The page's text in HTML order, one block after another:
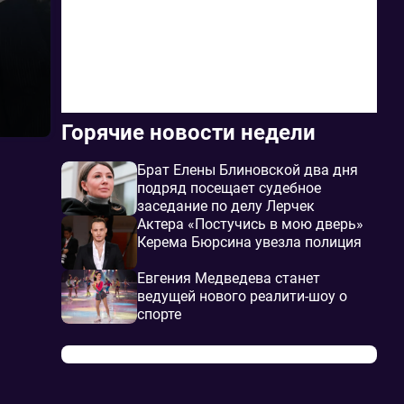
Горячие новости недели
Брат Елены Блиновской два дня
подряд посещает судебное
заседание по делу Лерчек
Актера «Постучись в мою дверь»
Керема Бюрсина увезла полиция
Евгения Медведева станет
ведущей нового реалити-шоу о
спорте